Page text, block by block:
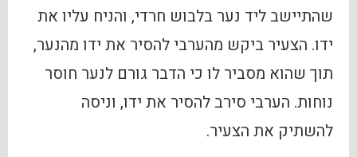
שהתיישב ליד נער בלבוש חרדי, והניח עליו את
ידו. הצעיר ‏ביקש‏ מהערבי ‏להסיר ‏את ‏ידו ‏מהנער,
תוך שהוא מסביר לו כי הדבר גורם לנער חוסר
נוחות.‏ הערבי ‏סירב‏ להסיר ‏את‏ ידו,‏ וניסה
‏להשתיק‏ את‏ הצעיר.